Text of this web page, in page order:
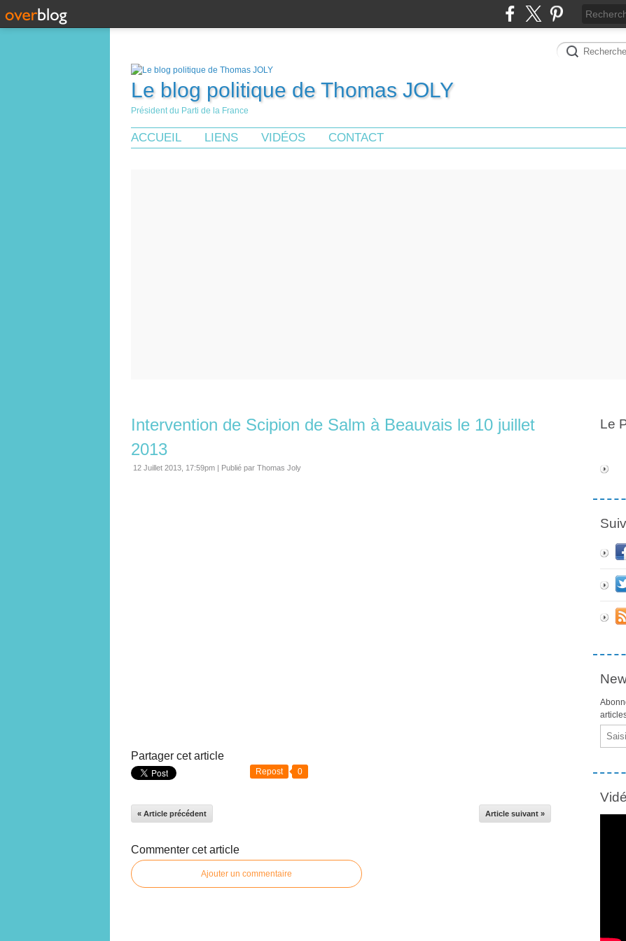
Le blog politique de Thomas JOLY
Président du Parti de la France
ACCUEIL LIENS VIDÉOS CONTACT
Intervention de Scipion de Salm à Beauvais le 10 juillet
2013
12 Juillet 2013, 17:59pm | Publié par Thomas Joly
Partager cet article
Repost 0
« Article précédent Article suivant »
Commenter cet article
Ajouter un commentaire
Le
Email